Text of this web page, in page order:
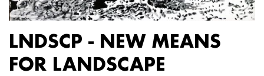
LNDSCP - NEW MEANS
FOR LANDSCAPE